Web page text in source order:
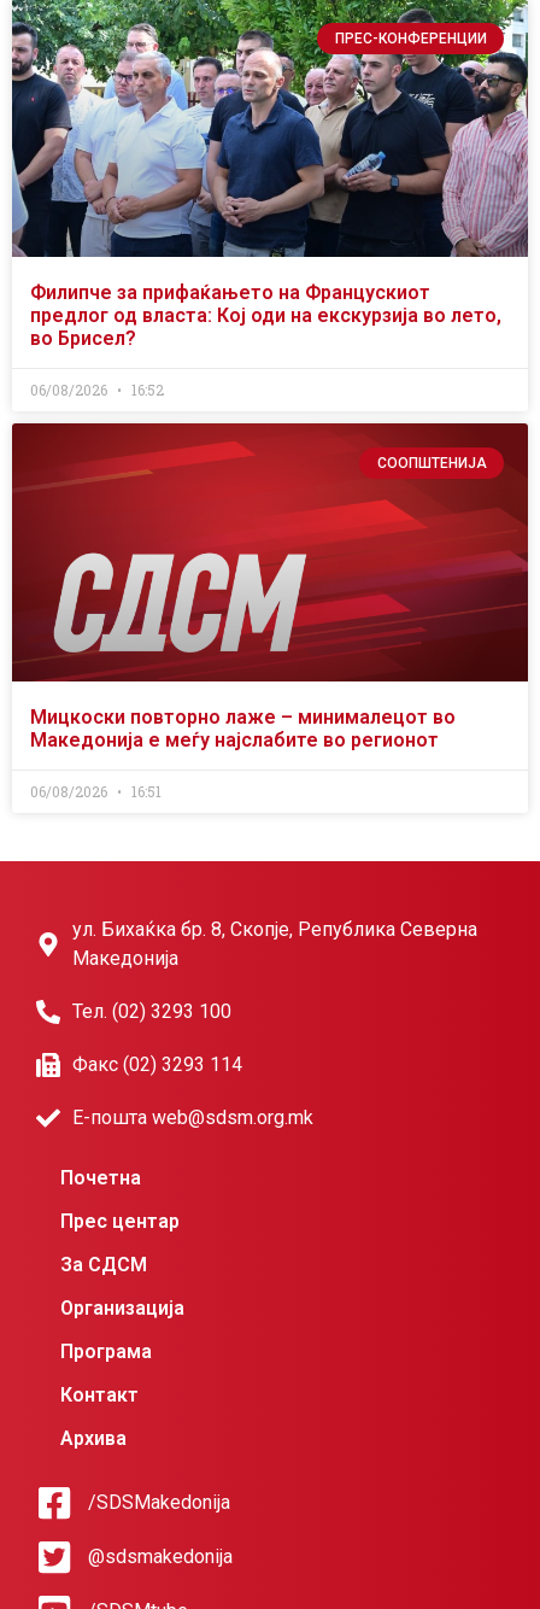
ПРЕС-КОНФЕРЕНЦИИ
Филипче за прифаќањето на Францускиот
предлог од власта: Кој оди на екскурзија во лето,
во Брисел?
06/08/2026 16:52
СООПШТЕНИЈА
Мицкоски повторно лаже – минималецот во
Македонија е меѓу најслабите во регионот
06/08/2026 16:51
ул. Бихаќка бр. 8, Скопје, Република Северна
Македонија
Тел. (02) 3293 100
Факс (02) 3293 114
Е-пошта web@sdsm.org.mk
Почетна
Прес центар
За СДСМ
Организација
Програма
Контакт
Архива
/SDSMakedonija
@sdsmakedonija